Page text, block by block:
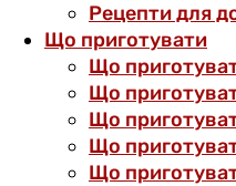
Рецепти для
Що приготувати
Що
Що
Що
Що
Що